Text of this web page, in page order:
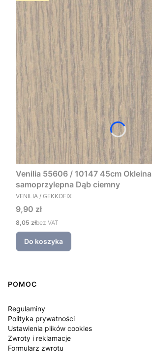
Venilia 55606 / 10147 45cm
samoprzylepna Dąb ciemny
PRODUCENT
VENILIA / GEKKOFIX
Cena
9,90 zł
Cena
8,05 złbez VAT
Do koszyka
Linki w stopce
POMOC
Regulaminy
Polityka prywatności
Ustawienia plików cookies
Zwroty i reklamacje
Formularz zwrotu